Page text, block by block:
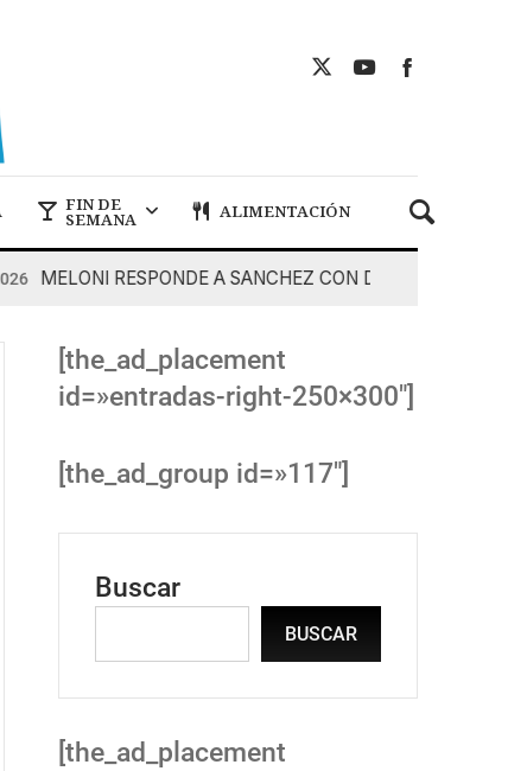
FIN DE
SEMANA ALIMENTACIÓN
RESPONDE A SANCHEZ CON DUREZA
[the_ad_placement
id=»entradas-right-250×300″]
[the_ad_group id=»117″]
Buscar
BUSCAR
[the_ad_placement